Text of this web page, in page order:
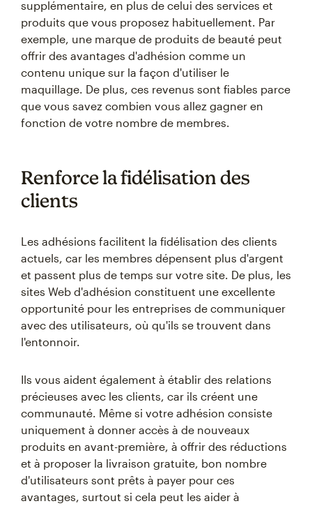
supplémentaire, en plus de celui des services et
produits que vous proposez habituellement. Par
exemple, une marque de produits de beauté peut
offrir des avantages d'adhésion comme un
contenu unique sur la façon d'utiliser le
maquillage. De plus, ces revenus sont fiables parce
que vous savez combien vous allez gagner en
fonction de votre nombre de membres.
Renforce la fidélisation des
clients
Les adhésions facilitent la fidélisation des clients
actuels, car les membres dépensent plus d'argent
et passent plus de temps sur votre site. De plus, les
sites Web d'adhésion constituent une excellente
opportunité pour les entreprises de communiquer
avec des utilisateurs, où qu'ils se trouvent dans
l'entonnoir.
Ils vous aident également à établir des relations
précieuses avec les clients, car ils créent une
communauté. Même si votre adhésion consiste
uniquement à donner accès à de nouveaux
produits en avant-première, à offrir des réductions
et à proposer la livraison gratuite, bon nombre
d'utilisateurs sont prêts à payer pour ces
avantages, surtout si cela peut les aider à